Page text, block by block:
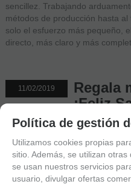
sencillez. Trabajando
métodos de producción hasta
solo el esfuerzo más pequeño,
directo, más claro y más
11/02/2019
Regala
¡Feliz
Autor: Celia Barragan Lopez
Tags:
Accesorios ,
saxofón
Política de gestión
Utilizamos cookies propias
sitio. Además, se utilizan
se usan nuestros servicios
usuario, divulgar ofertas